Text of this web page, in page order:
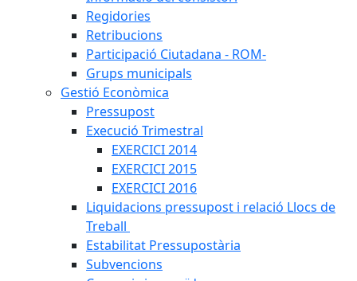
Regidories
Retribucions
Participació Ciutadana - ROM-
Grups municipals
Gestió Econòmica
Pressupost
Execució Trimestral
EXERCICI 2014
EXERCICI 2015
EXERCICI 2016
Liquidacions pressupost i relació Llocs de
Treball
Estabilitat Pressupostària
Subvencions